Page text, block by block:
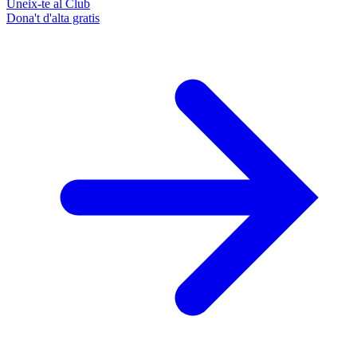
Uneix-te al Club
Dona't d'alta gratis